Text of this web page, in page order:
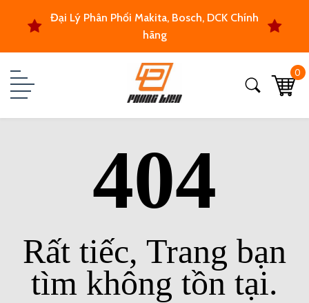
Đại Lý Phân Phối Makita, Bosch, DCK Chính
hãng
0
404
Rất tiếc, Trang bạn
tìm không tồn tại.